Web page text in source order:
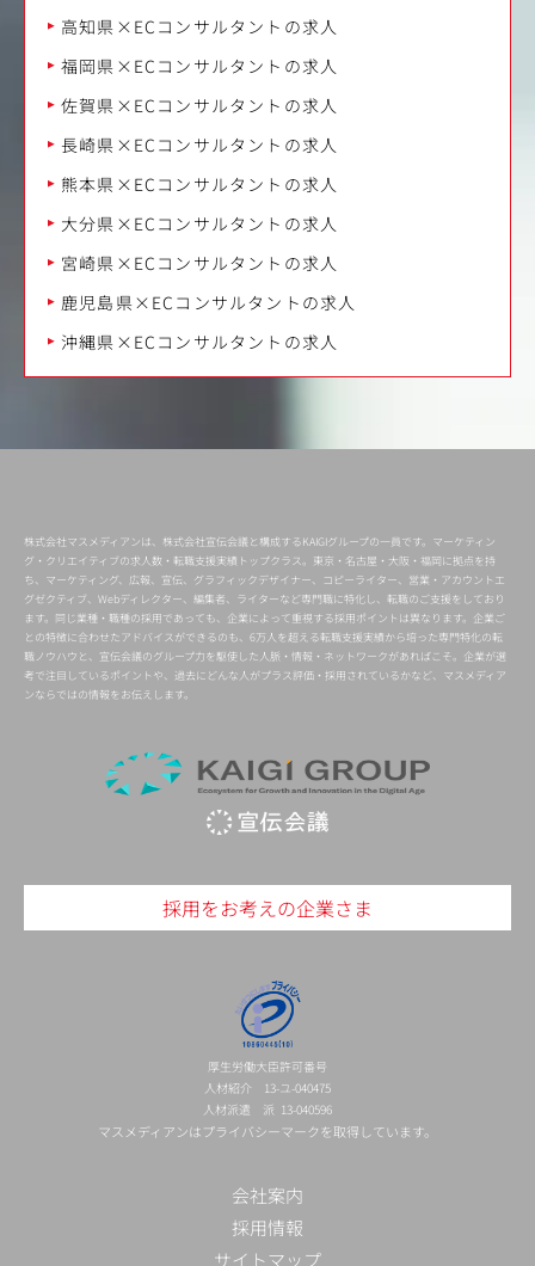
高知県×ECコンサルタントの求人
福岡県×ECコンサルタントの求人
佐賀県×ECコンサルタントの求人
長崎県×ECコンサルタントの求人
熊本県×ECコンサルタントの求人
大分県×ECコンサルタントの求人
宮崎県×ECコンサルタントの求人
鹿児島県×ECコンサルタントの求人
沖縄県×ECコンサルタントの求人
株式会社マスメディアンは、株式会社宣伝会議と構成するKAIGIグループの一員です。マーケティン
グ・クリエイティブの求人数・転職支援実績トップクラス。東京・名古屋・大阪・福岡に拠点を持
ち、マーケティング、広報、宣伝、グラフィックデザイナー、コピーライター、営業・アカウントエ
グゼクティブ、Webディレクター、編集者、ライターなど専門職に特化し、転職のご支援をしており
ます。同じ業種・職種の採用であっても、企業によって重視する採用ポイントは異なります。企業ご
との特徴に合わせたアドバイスができるのも、6万人を超える転職支援実績から培った専門特化の転
職ノウハウと、宣伝会議のグループ力を駆使した人脈・情報・ネットワークがあればこそ。企業が選
考で注目しているポイントや、過去にどんな人がプラス評価・採用されているかなど、マスメディア
ンならではの情報をお伝えします。
採用をお考えの企業さま
厚生労働大臣許可番号
人材紹介 13-ユ-040475
人材派遣 派 13-040596
マスメディアンはプライバシーマークを取得しています。
会社案内
採用情報
サイトマップ